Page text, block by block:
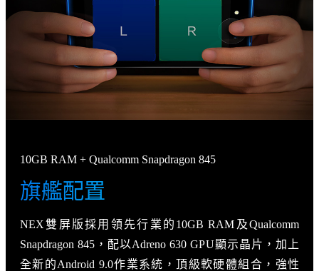
10GB RAM + Qualcomm Snapdragon 845
旗艦配置
NEX雙屏版採用領先行業的10GB RAM及Qualcomm
Snapdragon 845，配以Adreno 630 GPU顯示晶片，加上
全新的Android 9.0作業系統，頂級軟硬體組合，強性